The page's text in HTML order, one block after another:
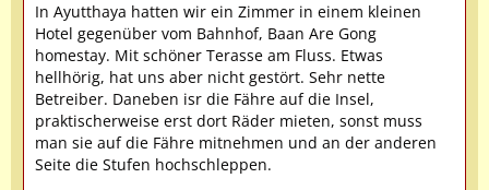
In Ayutthaya hatten wir ein Zimmer in einem kleinen
Hotel gegenüber vom Bahnhof, Baan Are Gong
homestay. Mit schöner Terasse am Fluss. Etwas
hellhörig, hat uns aber nicht gestört. Sehr nette
Betreiber. Daneben isr die Fähre auf die Insel,
praktischerweise erst dort Räder mieten, sonst muss
man sie auf die Fähre mitnehmen und an der anderen
Seite die Stufen hochschleppen.